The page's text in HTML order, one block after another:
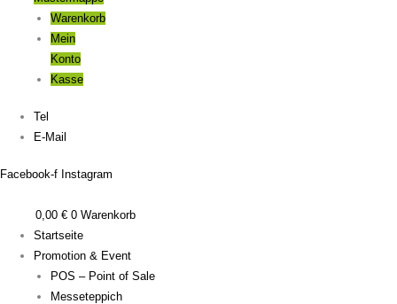
Warenkorb
Mein
Konto
Kasse
Tel
E-Mail
Facebook-f Instagram
0,00 € 0 Warenkorb
Startseite
Promotion & Event
POS – Point of Sale
Messeteppich